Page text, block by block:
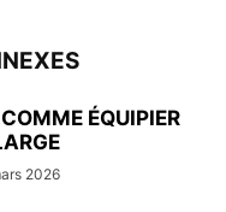
ÉQUIPIER
2026